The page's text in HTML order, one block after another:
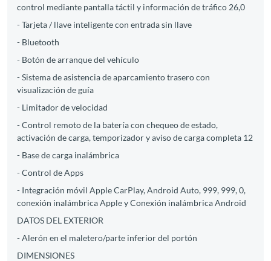
control mediante pantalla táctil y información de tráfico 26,0
- Tarjeta / llave inteligente con entrada sin llave
- Bluetooth
- Botón de arranque del vehículo
- Sistema de asistencia de aparcamiento trasero con
visualización de guía
- Limitador de velocidad
- Control remoto de la batería con chequeo de estado,
activación de carga, temporizador y aviso de carga completa 12
- Base de carga inalámbrica
- Control de Apps
- Integración móvil Apple CarPlay, Android Auto, 999, 999, 0,
conexión inalámbrica Apple y Conexión inalámbrica Android
DATOS DEL EXTERIOR
- Alerón en el maletero/parte inferior del portón
DIMENSIONES